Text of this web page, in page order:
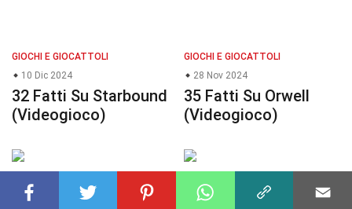
GIOCHI E GIOCATTOLI
10 Dic 2024
32 Fatti Su Starbound
(Videogioco)
GIOCHI E GIOCATTOLI
28 Nov 2024
35 Fatti Su Orwell
(Videogioco)